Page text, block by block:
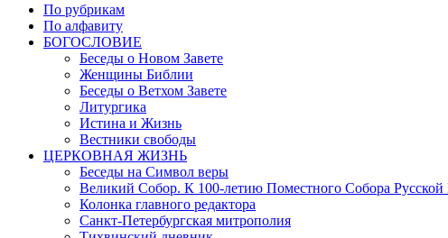
По рубрикам
По алфавиту
БОГОСЛОВИЕ
Беседы о Новом Завете
Женщины Библии
Беседы о Ветхом Завете
Литургика
Истина и Жизнь
Вестники свободы
ЦЕРКОВНАЯ ЖИЗНЬ
Беседы на Символ веры
Великий Собор. К 100-летию Поместного Собора
Колонка главного редактора
Санкт-Петербургская митрополия